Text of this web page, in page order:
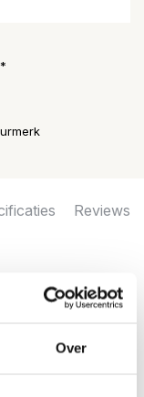
Over
Reviews
in een set van 4
en